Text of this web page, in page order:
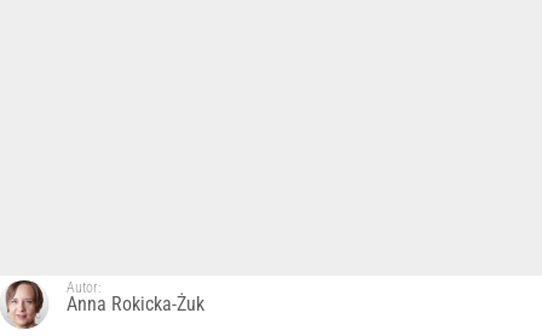
Autor:
Anna Rokicka-Żuk